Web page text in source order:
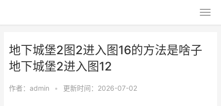
地下城堡2图2进入图16的方法是啥子
地下城堡2进入图12
作者： admin • 更新时间：2026-07-02